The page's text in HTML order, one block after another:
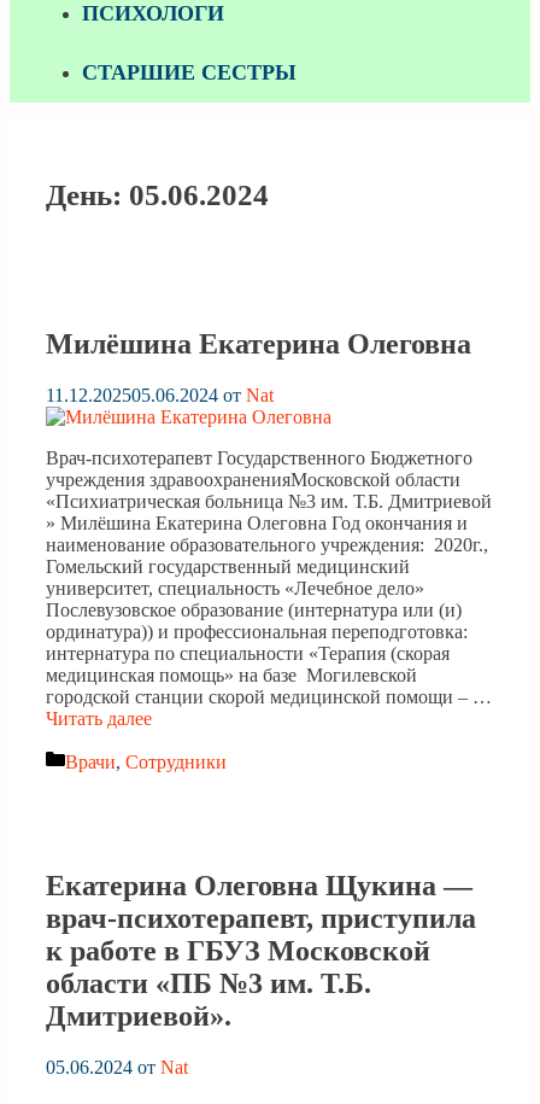
ПСИХОЛОГИ
СТАРШИЕ СЕСТРЫ
День: 05.06.2024
Милёшина Екатерина Олеговна
11.12.202505.06.2024 от Nat
Врач-психотерапевт Государственного Бюджетного
учреждения здравоохраненияМосковской области
«Психиатрическая больница №3 им. Т.Б. Дмитриевой
» Милёшина Екатерина Олеговна Год окончания и
наименование образовательного учреждения: 2020г.,
Гомельский государственный медицинский
университет, специальность «Лечебное дело»
Послевузовское образование (интернатура или (и)
ординатура)) и профессиональная переподготовка:
интернатура по специальности «Терапия (скорая
медицинская помощь» на базе Могилевской
городской станции скорой медицинской помощи – …
Читать далее
Рубрики
Врачи, Сотрудники
Екатерина Олеговна Щукина —
врач-психотерапевт, приступила
к работе в ГБУЗ Московской
области «ПБ №3 им. Т.Б.
Дмитриевой».
05.06.2024 от Nat